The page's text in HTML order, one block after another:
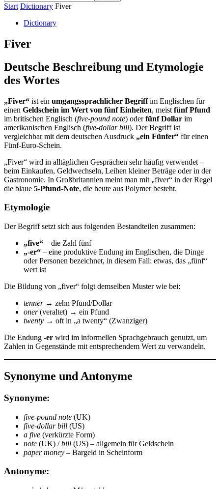
Start Dictionary Fiver
Dictionary
Fiver
Deutsche Beschreibung und Etymologie
des Wortes
„Fiver“ ist ein umgangssprachlicher Begriffim Englischen für
einen Geldschein im Wert von fünf Einheiten, meist fünf Pfund
im britischen Englisch (five-pound note) oderfünf Dollar im
amerikanischen Englisch (five-dollar bill). Der Begriff ist
vergleichbar mit dem deutschen Ausdruck „ein Fünfer“ für einen
Fünf-Euro-Schein.
„Fiver“ wird in alltäglichen Gesprächen sehr häufig verwendet –
beim Einkaufen, Geldwechseln, Leihen kleiner Beträge oder in der
Gastronomie. In Großbritannien meint man mit „fiver“ in der Regel
die blaue 5-Pfund-Note, die heute aus Polymer besteht.
Etymologie
Der Begriff setzt sich aus folgenden Bestandteilen zusammen:
„five“ – die Zahl fünf
„-er“ – eine produktive Endung im Englischen, die Dinge
oder Personen bezeichnet, in diesem Fall: etwas, das „fünf“
wert ist
Die Bildung von „fiver“ folgt demselben Muster wie bei:
tenner→ zehn Pfund/Dollar
oner(veraltet) → ein Pfund
twenty → oft in „a twenty“ (Zwanziger)
Die Endung -er wird im informellen Sprachgebrauch genutzt, um
Zahlen in Gegenstände mit entsprechendem Wert zu verwandeln.
Synonyme und Antonyme
Synonyme:
five-pound note (UK)
five-dollar bill (US)
a five (verkürzte Form)
note (UK) /bill (US) – allgemein für Geldschein
paper money – Bargeld in Scheinform
Antonyme: